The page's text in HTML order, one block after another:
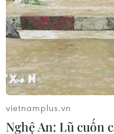
vietnamplus.vn
Nghệ An: Lũ cuốn